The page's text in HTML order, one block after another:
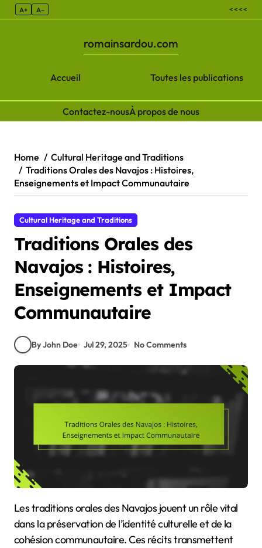
A+ A– < < < <
Accueil
romainsardou.com
Toutes les publications
Contactez-nousÀ propos de nous
Home
Cultural Heritage and Traditions
Traditions Orales des Navajos : Histoires,
Enseignements et Impact Communautaire
Cultural Heritage and Traditions
Traditions Orales des
Navajos : Histoires,
Enseignements et Impact
Communautaire
By John Doe Jul 29, 2025 No Comments
Les traditions orales des Navajos jouent un rôle vital
dans la préservation de l’identité culturelle et de la
cohésion communautaire. Ces récits transmettent